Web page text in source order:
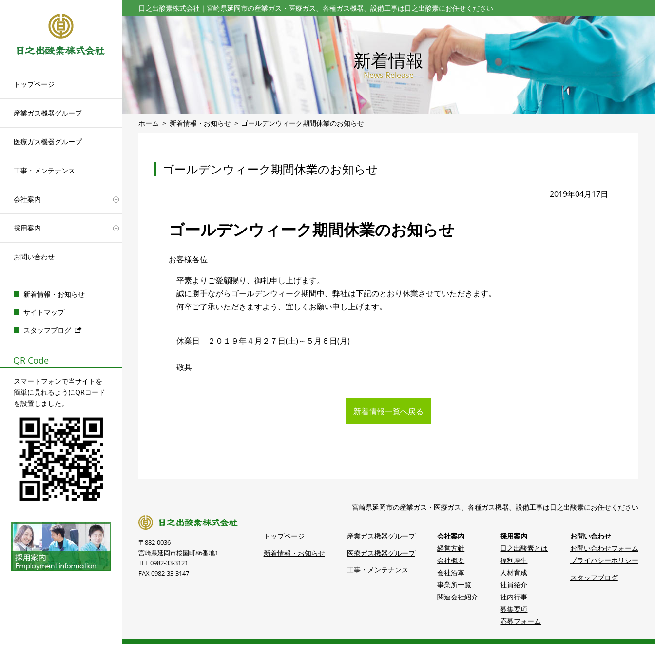
日之出酸素株式会社｜宮崎県延岡市の産業ガス・医療ガス、各種ガス機器、設備工事は日之出酸素にお任せください
新着情報
News Release
ホーム 新着情報・お知らせ ゴールデンウィーク期間休業のお知らせ
ゴールデンウィーク期間休業のお知らせ
2019年04月17日
ゴールデンウィーク期間休業のお知らせ
お客様各位
平素よりご愛顧賜り、御礼申し上げます。
誠に勝手ながらゴールデンウィーク期間中、弊社は下記のとおり休業させていただきます。
何卒ご了承いただきますよう、宜しくお願い申し上げます。
休業日 ２０１９年４月２７日(土)～５月６日(月)
敬具
新着情報一覧へ戻る
〒882-0036
宮崎県延岡市桜園町86番地1
TEL 0982-33-3121
FAX 0982-33-3147
宮崎県延岡市の産業ガス・医療ガス、各種ガス機器、設備工事は日之出酸素にお任せください
トップページ
新着情報・お知らせ
産業ガス機器グループ
医療ガス機器グループ
工事・メンテナンス
会社案内
経営方針
会社概要
会社沿革
事業所一覧
関連会社紹介
採用案内
日之出酸素とは
福利厚生
人材育成
社員紹介
社内行事
募集要項
応募フォーム
お問い合わせ
お問い合わせフォーム
プライバシーポリシー
スタッフブログ
トップページ
産業ガス機器グループ
医療ガス機器グループ
工事・メンテナンス
会社案内
採用案内
お問い合わせ
新着情報・お知らせ
サイトマップ
スタッフブログ
QR Code
スマートフォンで当サイトを
簡単に見れるようにQRコード
を設置しました。